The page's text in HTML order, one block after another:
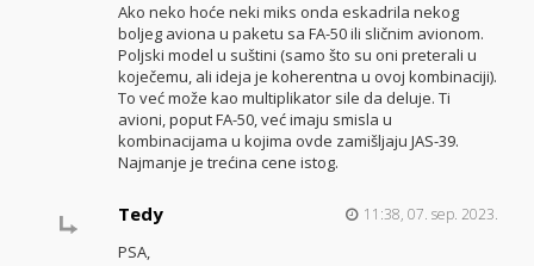
Ako neko hoće neki miks onda eskadrila nekog
boljeg aviona u paketu sa FA-50 ili sličnim avionom.
Poljski model u suštini (samo što su oni preterali u
koječemu, ali ideja je koherentna u ovoj kombinaciji).
To već može kao multiplikator sile da deluje. Ti
avioni, poput FA-50, već imaju smisla u
kombinacijama u kojima ovde zamišljaju JAS-39.
Najmanje je trećina cene istog.
Tedy 11:38, 07. sep. 2023.
PSA,